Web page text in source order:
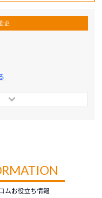
更
ムお役立ち情報